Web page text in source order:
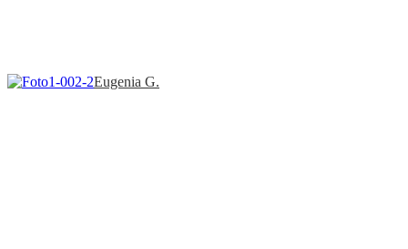
Eugenia G.